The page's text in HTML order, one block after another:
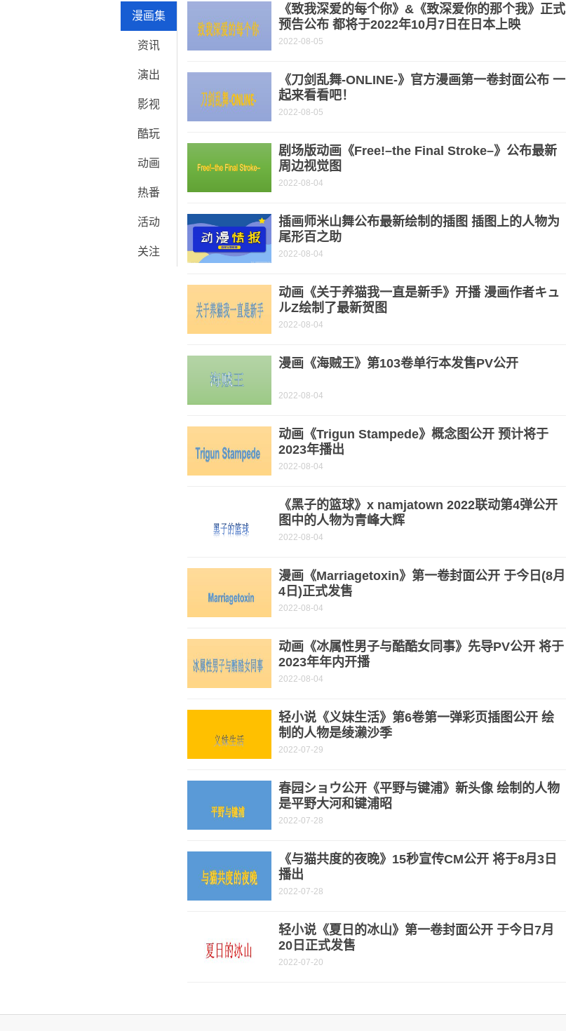
漫画集
资讯
演出
影视
酷玩
动画
热番
活动
关注
《致我深爱的每个你》&《致深爱你的那个我》正式
预告公布 都将于2022年10月7日在日本上映
2022-08-05
《刀剑乱舞-ONLINE-》官方漫画第一卷封面公布 一
起来看看吧！
2022-08-05
剧场版动画《Free!–the Final Stroke–》公布最新
周边视觉图
2022-08-04
插画师米山舞公布最新绘制的插图 插图上的人物为
尾形百之助
2022-08-04
动画《关于养猫我一直是新手》开播 漫画作者キュ
ルZ绘制了最新贺图
2022-08-04
漫画《海贼王》第103卷单行本发售PV公开
2022-08-04
动画《Trigun Stampede》概念图公开 预计将于
2023年播出
2022-08-04
《黑子的篮球》x namjatown 2022联动第4弹公开
图中的人物为青峰大辉
2022-08-04
漫画《Marriagetoxin》第一卷封面公开 于今日(8月
4日)正式发售
2022-08-04
动画《冰属性男子与酷酷女同事》先导PV公开 将于
2023年年内开播
2022-08-04
轻小说《义妹生活》第6卷第一弹彩页插图公开 绘
制的人物是绫濑沙季
2022-07-29
春园ショウ公开《平野与键浦》新头像 绘制的人物
是平野大河和键浦昭
2022-07-28
《与猫共度的夜晚》15秒宣传CM公开 将于8月3日
播出
2022-07-28
轻小说《夏日的冰山》第一卷封面公开 于今日7月
20日正式发售
2022-07-20